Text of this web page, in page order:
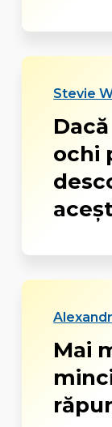
Stevie
ochi
Mai